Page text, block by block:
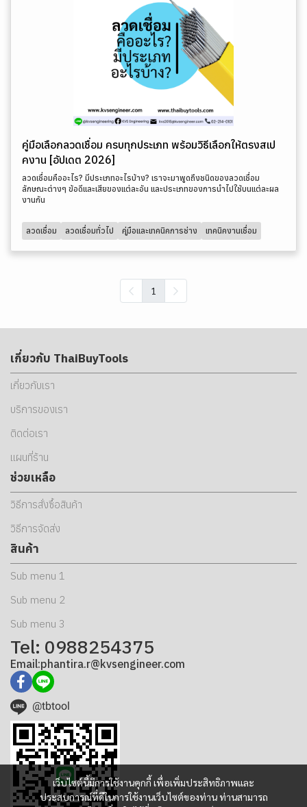
คู่มือเลือกลวดเชื่อม ครบทุกประเภท พร้อมวิธีเลือกให้ตรงสเป
คงาน [อัปเดต 2026]
ลวดเชื่อมคืออะไร? มีประเภทอะไรบ้าง? เราจะมาพูดถึงชนิดของลวดเชื่อม
ลักษณะต่างๆ ข้อดีและเสียของแต่ละอัน และประเภทของการนำไปใช้บนแต่ละผล
งานกัน
ลวดเชื่อม ลวดเชื่อมทั่วไป คู่มือและเทคนิคการช่าง เทคนิคงานเชื่อม
1
เว็บไซต์นี้มีการใช้งานคุกกี้ เพื่อเพิ่มประสิทธิภาพและ
ประสบการณ์ที่ดีในการใช้งานเว็บไซต์ของท่าน ท่านสามารถ
เกี่ยวกับ ThaiBuyTools
เกี่ยวกับเรา
บริการของเรา
ติดต่อเรา
แผนที่ร้าน
ช่วยเหลือ
วิธีการสั่งซื้อสินค้า
วิธีการจัดส่ง
สินค้า
Sub menu 1
Sub menu 2
Sub menu 3
Tel: 0988254375
Email:phantira.r@kvsengineer.com
@tbtool